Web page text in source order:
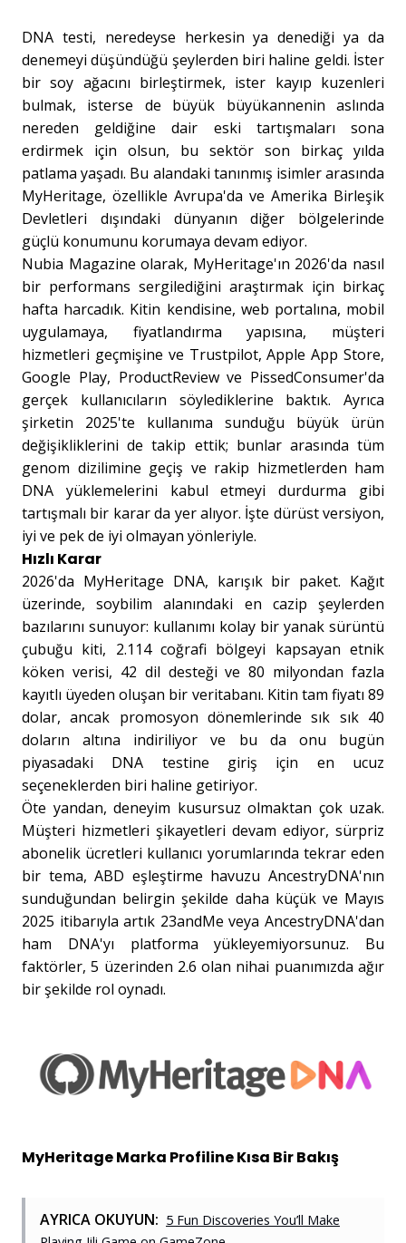
DNA testi, neredeyse herkesin ya denediği ya da
denemeyi düşündüğü şeylerden biri haline geldi. İster
bir soy ağacını birleştirmek, ister kayıp kuzenleri
bulmak, isterse de büyük büyükannenin aslında
nereden geldiğine dair eski tartışmaları sona
erdirmek için olsun, bu sektör son birkaç yılda
patlama yaşadı. Bu alandaki tanınmış isimler arasında
MyHeritage, özellikle Avrupa'da ve Amerika Birleşik
Devletleri dışındaki dünyanın diğer bölgelerinde
güçlü konumunu korumaya devam ediyor.
Nubia Magazine olarak, MyHeritage'ın 2026'da nasıl
bir performans sergilediğini araştırmak için birkaç
hafta harcadık. Kitin kendisine, web portalına, mobil
uygulamaya, fiyatlandırma yapısına, müşteri
hizmetleri geçmişine ve Trustpilot, Apple App Store,
Google Play, ProductReview ve PissedConsumer'da
gerçek kullanıcıların söylediklerine baktık. Ayrıca
şirketin 2025'te kullanıma sunduğu büyük ürün
değişikliklerini de takip ettik; bunlar arasında tüm
genom dizilimine geçiş ve rakip hizmetlerden ham
DNA yüklemelerini kabul etmeyi durdurma gibi
tartışmalı bir karar da yer alıyor. İşte dürüst versiyon,
iyi ve pek de iyi olmayan yönleriyle.
Hızlı Karar
2026'da MyHeritage DNA, karışık bir paket. Kağıt
üzerinde, soybilim alanındaki en cazip şeylerden
bazılarını sunuyor: kullanımı kolay bir yanak sürüntü
çubuğu kiti, 2.114 coğrafi bölgeyi kapsayan etnik
köken verisi, 42 dil desteği ve 80 milyondan fazla
kayıtlı üyeden oluşan bir veritabanı. Kitin tam fiyatı 89
dolar, ancak promosyon dönemlerinde sık sık 40
doların altına indiriliyor ve bu da onu bugün
piyasadaki DNA testine giriş için en ucuz
seçeneklerden biri haline getiriyor.
Öte yandan, deneyim kusursuz olmaktan çok uzak.
Müşteri hizmetleri şikayetleri devam ediyor, sürpriz
abonelik ücretleri kullanıcı yorumlarında tekrar eden
bir tema, ABD eşleştirme havuzu AncestryDNA'nın
sunduğundan belirgin şekilde daha küçük ve Mayıs
2025 itibarıyla artık 23andMe veya AncestryDNA'dan
ham DNA'yı platforma yükleyemiyorsunuz. Bu
faktörler, 5 üzerinden 2.6 olan nihai puanımızda ağır
bir şekilde rol oynadı.
MyHeritage Marka Profiline Kısa Bir Bakış
AYRICA OKUYUN: 5 Fun Discoveries You’ll Make